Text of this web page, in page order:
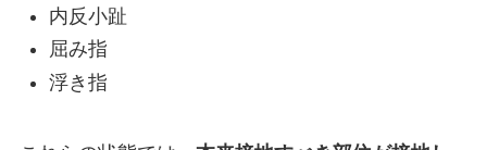
内反小趾
屈み指
浮き指